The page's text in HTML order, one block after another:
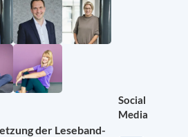
der Leseband-
Social
Media